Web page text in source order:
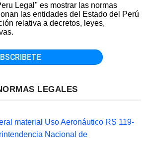
Legal" es mostrar las normas
las entidades del Estado del Perú
relativa a decretos, leyes,
LEGALES
material Uso Aeronáutico RS 119-
Nacional de